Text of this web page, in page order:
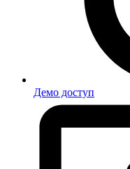
Демо доступ